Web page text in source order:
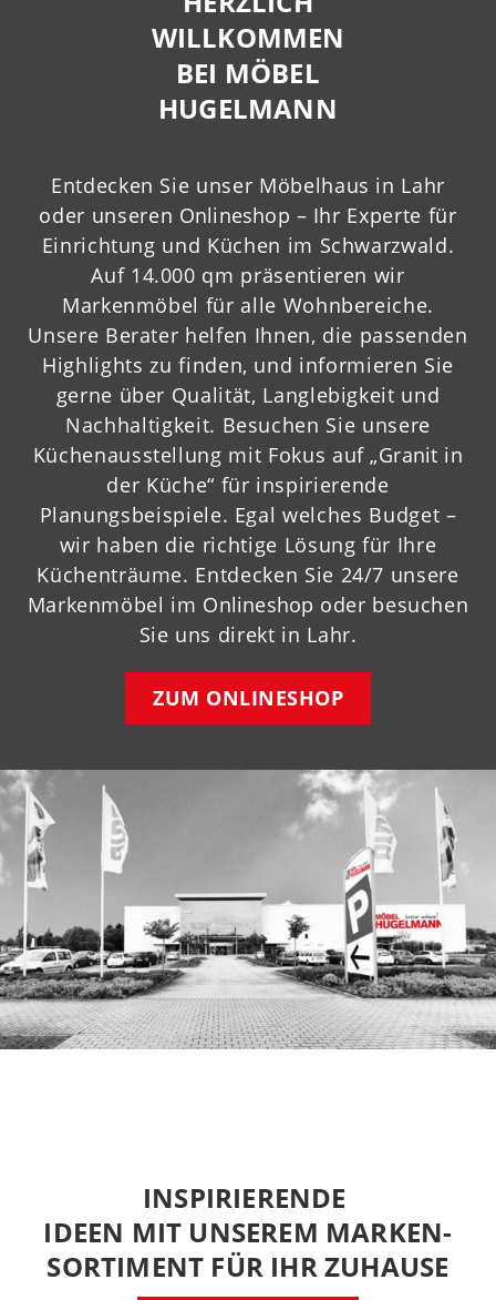
WILLKOMMEN
BEI MÖBEL
HUGELMANN
Entdecken Sie unser Möbelhaus in Lahr
oder unseren Onlineshop – Ihr Experte für
Einrichtung und Küchen im Schwarzwald.
Auf 14.000 qm präsentieren wir
Markenmöbel für alle Wohnbereiche.
Unsere Berater helfen Ihnen, die passenden
Highlights zu finden, und informieren Sie
gerne über Qualität, Langlebigkeit und
Nachhaltigkeit. Besuchen Sie unsere
Küchenausstellung mit Fokus auf „Granit in
der Küche“ für inspirierende
Planungsbeispiele. Egal welches Budget –
wir haben die richtige Lösung für Ihre
Küchenträume. Entdecken Sie 24/7 unsere
Markenmöbel im Onlineshop oder besuchen
Sie uns direkt in Lahr.
ZUM ONLINESHOP
INSPIRIERENDE
IDEEN MIT UNSEREM MARKEN-
SORTIMENT FÜR IHR ZUHAUSE